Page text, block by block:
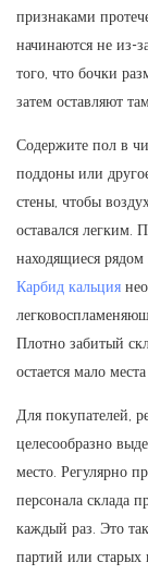
признаками
начинаются не из-
того, что бочки
затем оставляют
Содержите пол в
поддоны или
стены, чтобы
оставался легким.
находящиеся рядом
Карбид кальция
Плотно забитый
остается мало
Для покупателей,
целесообразно
место. Регулярно
персонала склада
каждый раз. Это
партий или старых